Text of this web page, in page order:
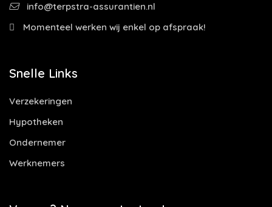
info@terpstra-assurantien.nl
Momenteel werken wij enkel op afspraak!
Snelle Links
Verzekeringen
Hypotheken
Ondernemer
Werknemers